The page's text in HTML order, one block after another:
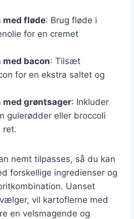
med fløde: Brug fløde i
for en cremet
bacon: Tilsæt
for en ekstra saltet og
med grøntsager: Inkluder
gulerødder eller broccoli
ret.
nemt tilpasses, så du kan
forskellige ingredienser og
Uanset
vil kartoflerne med
en velsmagende og